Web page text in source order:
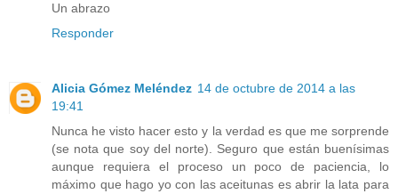
Un abrazo
Responder
Alicia Gómez Meléndez 14 de octubre de 2014 a las
19:41
Nunca he visto hacer esto y la verdad es que me sorprende
(se nota que soy del norte). Seguro que están buenísimas
aunque requiera el proceso un poco de paciencia, lo
máximo que hago yo con las aceitunas es abrir la lata para